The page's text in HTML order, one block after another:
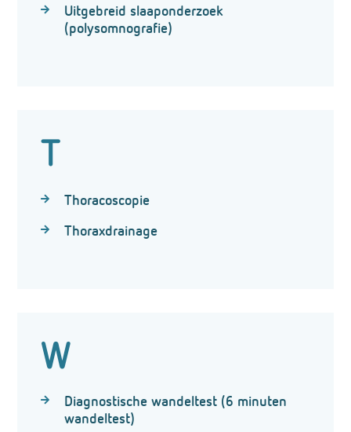
Uitgebreid slaaponderzoek
(polysomnografie)
T
Thoracoscopie
Thoraxdrainage
W
Diagnostische wandeltest (6 minuten
wandeltest)